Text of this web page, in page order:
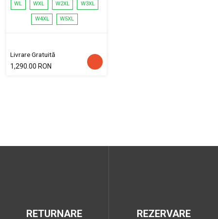
WL WXL W2XL W3XL
W4XL W5XL
Livrare Gratuită
1,290.00 RON
RETURNARE
REZERVARE